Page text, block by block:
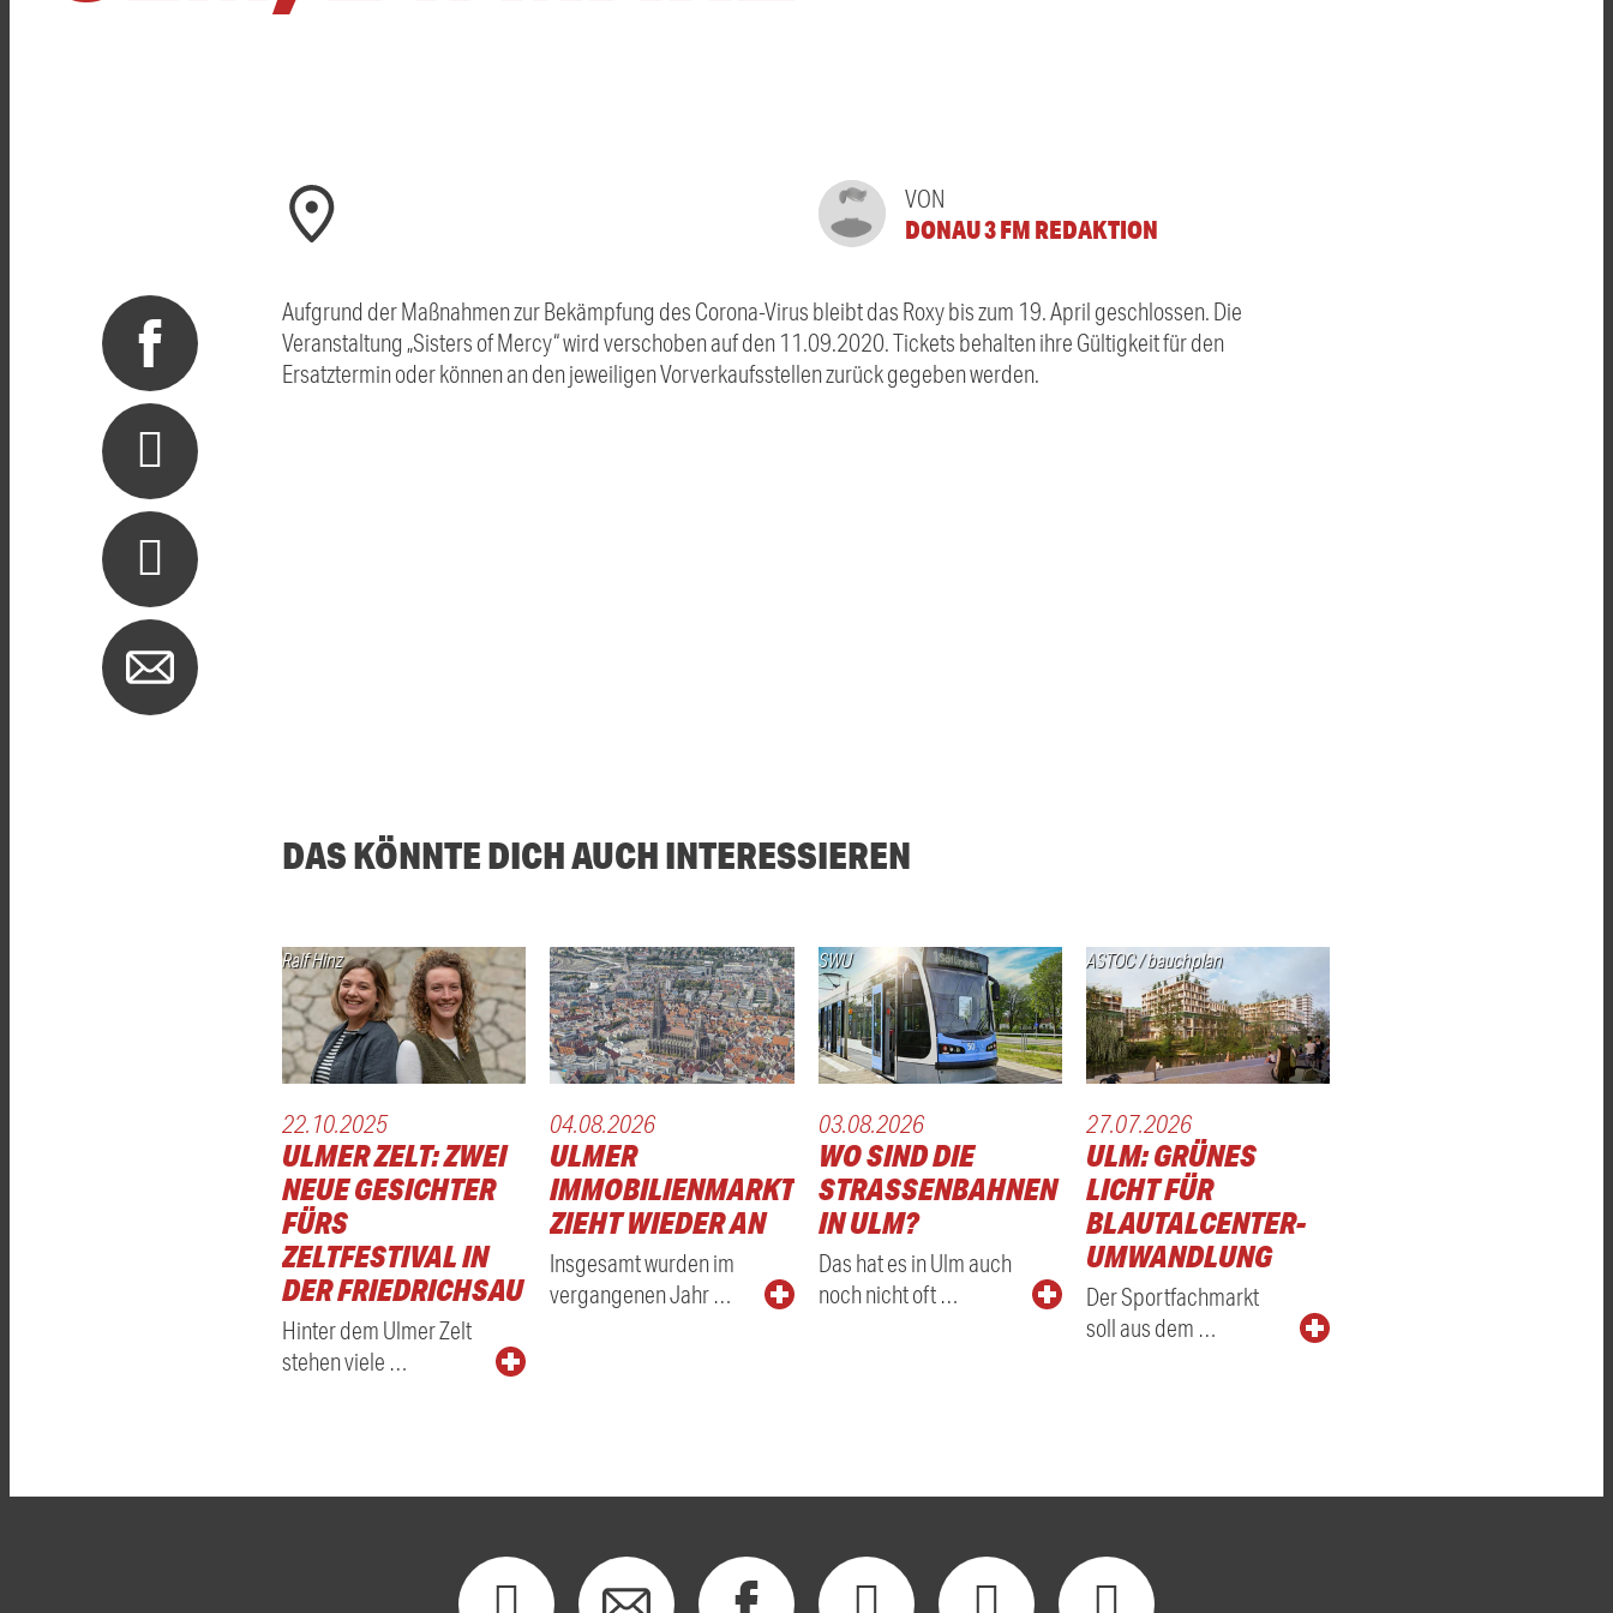
VON
DONAU 3 FM REDAKTION
Aufgrund der Maßnahmen zur Bekämpfung des Corona-Virus bleibt das Roxy bis zum 19. April geschlossen. Die
Veranstaltung „Sisters of Mercy“ wird verschoben auf den 11.09.2020. Tickets behalten ihre Gültigkeit für den
Ersatztermin oder können an den jeweiligen Vorverkaufsstellen zurück gegeben werden.
DAS KÖNNTE DICH AUCH INTERESSIEREN
Ralf Hinz
22.10.2025
ULMER ZELT: ZWEI
NEUE GESICHTER
FÜRS
ZELTFESTIVAL IN
DER FRIEDRICHSAU
Hinter dem Ulmer Zelt
stehen viele …
04.08.2026
ULMER
IMMOBILIENMARKT
ZIEHT WIEDER AN
Insgesamt wurden im
vergangenen Jahr …
SWU
03.08.2026
WO SIND DIE
STRASSENBAHNEN I
N ULM?
Das hat es in Ulm auch
noch nicht oft …
ASTOC / bauchplan
27.07.2026
ULM: GRÜNES
LICHT FÜR
BLAUTALCENTER-
UMWANDLUNG
Der Sportfachmarkt
soll aus dem …